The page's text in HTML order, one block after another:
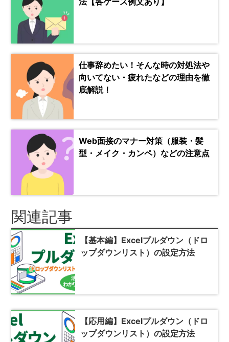
仕事辞めたい！そんな時の対処法や
向いてない・疲れたなどの理由を徹
底解説！
Web面接のマナー対策（服装・髪
型・メイク・カンペ）などの注意点
関連記事
【基本編】Excelプルダウン（ドロ
ップダウンリスト）の設定方法
【応用編】Excelプルダウン（ドロ
ップダウンリスト）の設定方法